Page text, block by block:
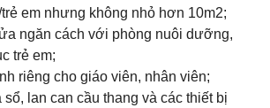
em nhưng không nhỏ hơn 10m2;
ngăn cách với phòng nuôi dưỡng,
trẻ em;
riêng cho giáo viên, nhân viên;
lan can cầu thang và các thiết bị